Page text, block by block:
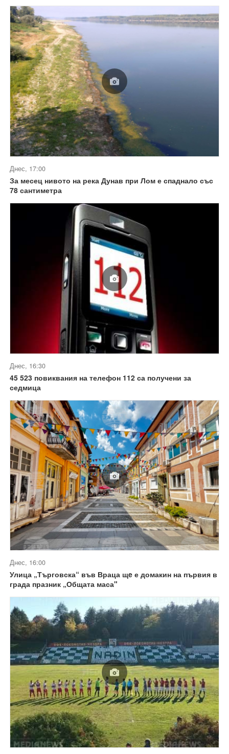
Днес, 17:00
За месец нивото на река Дунав при Лом е спаднало със
78 сантиметра
Днес, 16:30
45 523 повиквания на телефон 112 са получени за
седмица
Днес, 16:00
Улица „Търговска“ във Враца щe е домакин на първия в
града празник „Общата маса"